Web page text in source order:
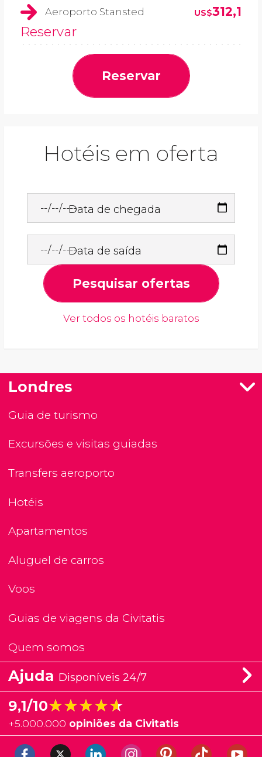
Aeroporto Stansted
US$312,1
Reservar
Reservar
Hotéis em oferta
Data de chegada
Data de saída
Pesquisar ofertas
Ver todos os hotéis baratos
Londres
Guia de turismo
Excursões e visitas guiadas
Transfers aeroporto
Hotéis
Apartamentos
Aluguel de carros
Voos
Guias de viagens da Civitatis
Quem somos
Ajuda Disponíveis 24/7
9,1/10★★★★★
★★★★★
+5.000.000 opiniões da Civitatis